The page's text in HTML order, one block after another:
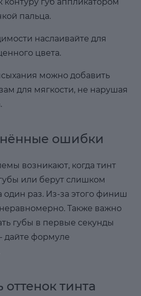
пальца.
наслаивайте для
цвета.
можно добавить
для мягкости, не нарушая
ошибки
возникают, когда тинт
или берут слишком
один раз. Из-за этого финиш
Также важно
губы в первые секунды
дайте формуле
тинта